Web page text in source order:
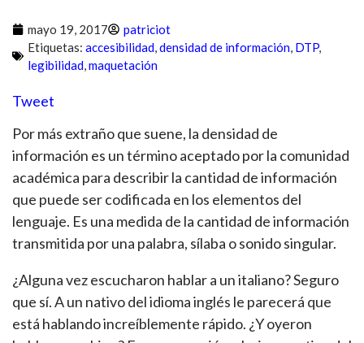
mayo 19, 2017
patriciot
Etiquetas: accesibilidad,densidad de información, DTP,
legibilidad,maquetación
Tweet
Por más extraño que suene, la densidad de
información es un término aceptado por la comunidad
académica para describir la cantidad de información
que puede ser codificada en los elementos del
lenguaje. Es una medida de la cantidad de información
transmitida por una palabra, sílaba o sonido singular.
¿Alguna vez escucharon hablar a un italiano? Seguro
que sí. A un nativo del idioma inglés le parecerá que
está hablando increíblemente rápido. ¿Y oyeron